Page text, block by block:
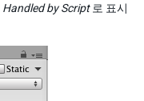
Handled by Script로 표시